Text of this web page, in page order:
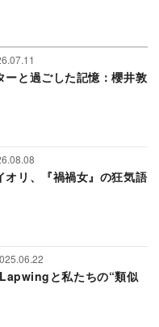
ーと過ごした記憶：櫻井敦
オリ、『禍禍女』の狂気語
と私たちの“類似